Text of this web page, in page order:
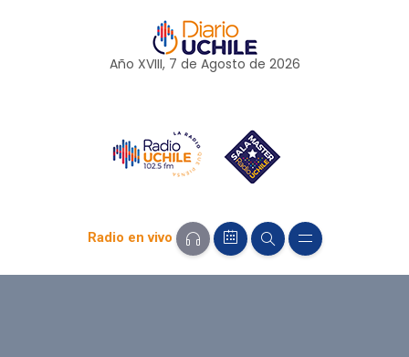
Año XVIII, 7 de Agosto de 2026
Radio en vivo